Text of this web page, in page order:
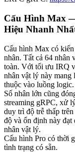
Cấu Hình Max
Hiệu Nhanh
Cấu hình Max có
nhân. Tất cả 64 nhân
toàn. Với tối ưu IRQ
nhân vật lý này mang
thuộc vào luồng logic.
Số nhân lớn cũng
streaming gRPC, xử
duy trì độ trễ thấp
độ và ổn định này đạt
nhân vật lý.
Cấu hình Pro có thời
tình trạng có sẵn.